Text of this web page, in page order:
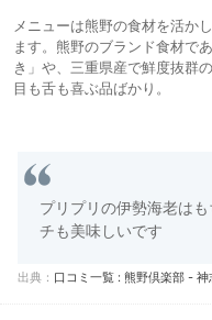
メニューは熊野の食材を活か
ます。熊野のブランド食材で
き」や、三重県産で鮮度抜群
目も舌も喜ぶ品ばかり。
プリプリの伊勢海老は
チも美味しいです
出典： 口コミ一覧 : 熊野倶楽部 -